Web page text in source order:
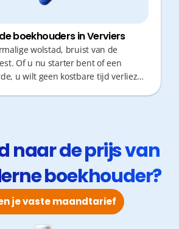
boekhouders in Verviers
wolstad, bruist van de
Of u nu starter bent of een
u wilt geen kostbare tijd verliezen
naar de prijs van
boekhouder?
je vaste maandtarief